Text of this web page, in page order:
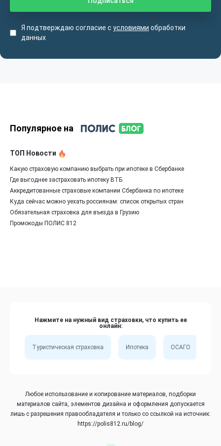
Я подтверждаю согласие с условиями обработки
данных
Популярное на
ТОП Новости
Какую страховую компанию выбрать при ипотеке в Сбербанке
Где выгоднее застраховать ипотеку ВТБ
Аккредитованные страховые компании Сбербанка по ипотеке
Куда сейчас можно уехать россиянам: список открытых стран
Обязательная страховка для въезда в Грузию
Промокоды ПОЛИС 812
Нажмите на нужный вид страховки, что купить ее
онлайн:
Туристическая страховка Ипотека ОСАГО
Любое использование и копирование материалов, подборки
материалов сайта, элементов дизайна и оформления допускается
лишь с разрешения правообладателя и только со ссылкой на источник:
https://polis812.ru/blog/